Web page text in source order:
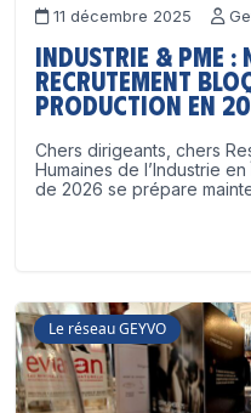
11 décembre 2025
Industrie & PME :
recrutement
production en
Chers dirigeants, chers
Humaines de l’Industrie
de 2026 se prépare
Le réseau GEYVO